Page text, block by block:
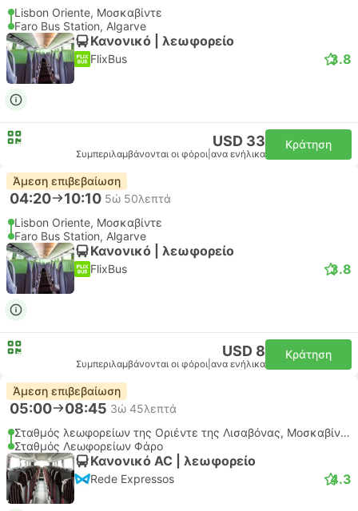
Lisbon Oriente, Μοσκαβίντε
Faro Bus Station, Algarve
Κανονικό | λεωφορείο
FlixBus 3.8
USD 33
Συμπεριλαμβάνονται οι φόροι ανα ενήλικα
Κράτηση
Άμεση επιβεβαίωση
04:20 10:10 5ώ 50λεπτά
Lisbon Oriente, Μοσκαβίντε
Faro Bus Station, Algarve
Κανονικό | λεωφορείο
FlixBus 3.8
USD 8
Συμπεριλαμβάνονται οι φόροι ανα ενήλικα
Κράτηση
Άμεση επιβεβαίωση
05:00 08:45 3ώ 45λεπτά
Σταθμός λεωφορείων της Οριέντε της Λισαβόνας, Μοσκαβίντε
Σταθμός Λεωφορείων Φάρο
Κανονικό AC | λεωφορείο
Rede Expressos 4.3